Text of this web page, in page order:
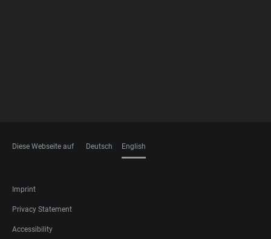
Diese Webseite auf Deutsch English
FOOTER
LEGAL
Imprint
Privacy Statement
Accessibility